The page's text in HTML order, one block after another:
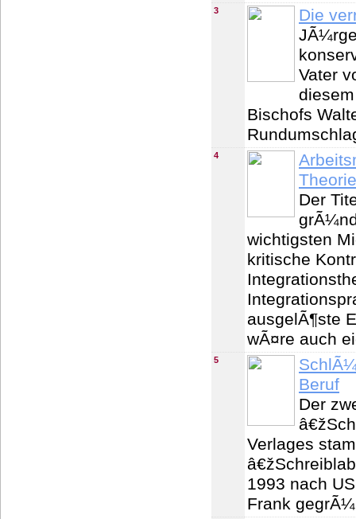
3
Die
Vater
Bischofs
4
Der
wichtigsten
kritische
ausgelÃ¶ste
wÃ¤re auch
5
Beruf
Der
Verlages
1993 nach
Frank